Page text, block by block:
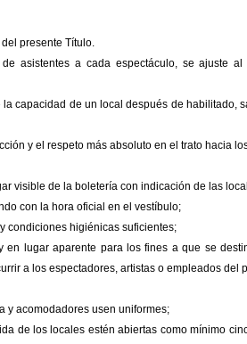
presente Título.
asistentes a cada espectáculo, se ajuste
capacidad de un local después de habilitado,
y el respeto más absoluto en el trato hacia
visible de la boletería con indicación de las
con la hora oficial en el vestíbulo;
condiciones higiénicas suficientes;
en lugar aparente para los fines a que se
a los espectadores, artistas o empleados del
y acomodadores usen uniformes;
de los locales estén abiertas como mínimo